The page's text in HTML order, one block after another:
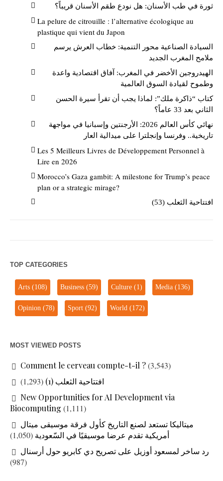
ثورة في طب الأسنان: هل نودع طقم الأسنان قريباً؟
La pelure de citrouille : l’alternative écologique au
plastique qui vient du Japon
السيادة الصناعية محور التنمية: خطاب العرش يرسم
ملامح المغرب الجديد
الهيدروجين الأخضر في المغرب: آفاق اقتصادية واعدة
وطموح لقيادة السوق العالمية
كتاب “ذاكرة ملك”: لماذا يجب أن تقرأ سيرة الحسن
الثاني بعد 33 عاماً؟
نهائي كأس العالم 2026: الأرجنتين وإسبانيا في مواجهة
تاريخية.. وفرنسا وإنجلترا على ميدالية العار
Les 5 Meilleurs Livres de Développement Personnel à
Lire en 2026
Morocco’s Gaza gambit: A milestone for Trump’s peace
plan or a strategic mirage?
افتتاحية الثعلب (53)
TOP CATEGORIES
Arts (108) Business (59) Culture (1) Media (136)
Opinion (78) Sport (92) World (172)
MOST VIEWED POSTS
Comment le cerveau compte-t-il ?(3,543)
افتتاحية الثعلب (1)
(1,293)
New Opportunities for AI Development via
Biocomputing (1,111)
ميتاليكا تستعد لصنع التاريخ كأول فرقة موسيقى ميتال
أمريكية تقدم عرضا موسيقيًا في السّعودية (1,050)
رد ساخر لمسعود أوزيل على تصريح دي كابريو حول أرسنال
(987)